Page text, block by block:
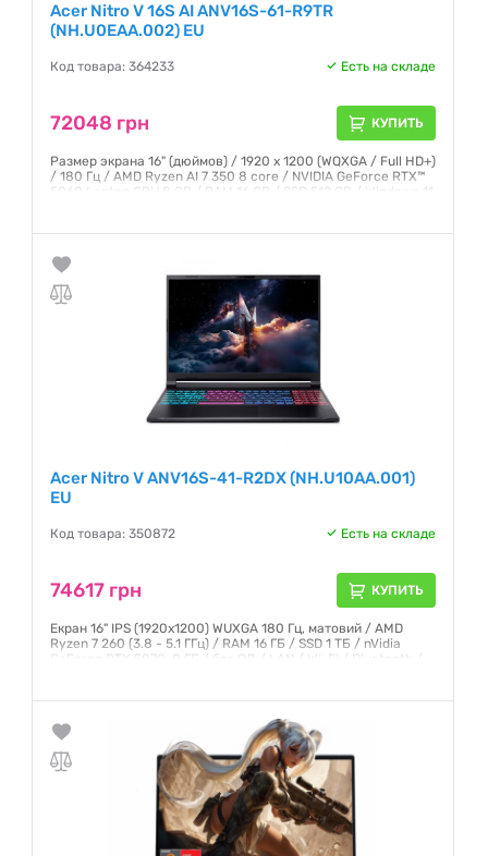
Acer Nitro V 16S AI ANV16S-61-R9TR
(NH.U0EAA.002) EU
Код товара: 364233 Есть на складе
72048 грн КУПИТЬ
Размер экрана 16" (дюймов) / 1920 x 1200 (WQXGA / Full HD+)
/ 180 Гц / AMD Ryzen AI 7 350 8 core / NVIDIA GeForce RTX™
5060 Laptop GPU 8 GB / RAM 16 GB / SSD 512 GB / Windows 11
Гарантия:12 месяцев
Acer Nitro V ANV16S-41-R2DX (NH.U10AA.001)
EU
Код товара: 350872 Есть на складе
74617 грн КУПИТЬ
Екран 16" IPS (1920x1200) WUXGA 180 Гц, матовий / AMD
Ryzen 7 260 (3.8 - 5.1 ГГц) / RAM 16 ГБ / SSD 1 ТБ / nVidia
GeForce RTX 5070, 8 ГБ / без ОД / LAN / Wi-Fi / Bluetooth /
Гарантия:12 месяцев